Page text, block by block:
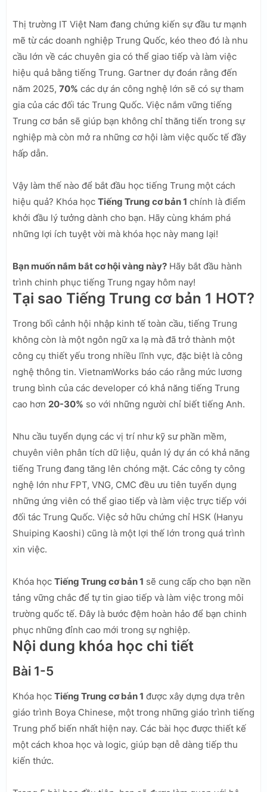
Thị trường IT Việt Nam đang chứng kiến sự đầu tư mạnh
mẽ từ các doanh nghiệp Trung Quốc, kéo theo đó là nhu
cầu lớn về các chuyên gia có thể giao tiếp và làm việc
hiệu quả bằng tiếng Trung. Gartner dự đoán rằng đến
năm 2025, 70% các dự án công nghệ lớn sẽ có sự tham
gia của các đối tác Trung Quốc. Việc nắm vững tiếng
Trung cơ bản sẽ giúp bạn không chỉ thăng tiến trong sự
nghiệp mà còn mở ra những cơ hội làm việc quốc tế đầy
hấp dẫn.
Vậy làm thế nào để bắt đầu học tiếng Trung một cách
hiệu quả? Khóa học Tiếng Trung cơ bản 1 chính là điểm
khởi đầu lý tưởng dành cho bạn. Hãy cùng khám phá
những lợi ích tuyệt vời mà khóa học này mang lại!
Bạn muốn nắm bắt cơ hội vàng này? Hãy bắt đầu hành
trình chinh phục tiếng Trung ngay hôm nay!
Tại sao Tiếng Trung cơ bản 1 HOT?
Trong bối cảnh hội nhập kinh tế toàn cầu, tiếng Trung
không còn là một ngôn ngữ xa lạ mà đã trở thành một
công cụ thiết yếu trong nhiều lĩnh vực, đặc biệt là công
nghệ thông tin. VietnamWorks báo cáo rằng mức lương
trung bình của các developer có khả năng tiếng Trung
cao hơn 20-30% so với những người chỉ biết tiếng Anh.
Nhu cầu tuyển dụng các vị trí như kỹ sư phần mềm,
chuyên viên phân tích dữ liệu, quản lý dự án có khả năng
tiếng Trung đang tăng lên chóng mặt. Các công ty công
nghệ lớn như FPT, VNG, CMC đều ưu tiên tuyển dụng
những ứng viên có thể giao tiếp và làm việc trực tiếp với
đối tác Trung Quốc. Việc sở hữu chứng chỉ HSK (Hanyu
Shuiping Kaoshi) cũng là một lợi thế lớn trong quá trình
xin việc.
Khóa học Tiếng Trung cơ bản 1 sẽ cung cấp cho bạn nền
tảng vững chắc để tự tin giao tiếp và làm việc trong môi
trường quốc tế. Đây là bước đệm hoàn hảo để bạn chinh
phục những đỉnh cao mới trong sự nghiệp.
Nội dung khóa học chi tiết
Bài 1-5
Khóa học Tiếng Trung cơ bản 1 được xây dựng dựa trên
giáo trình Boya Chinese, một trong những giáo trình tiếng
Trung phổ biến nhất hiện nay. Các bài học được thiết kế
một cách khoa học và logic, giúp bạn dễ dàng tiếp thu
kiến thức.